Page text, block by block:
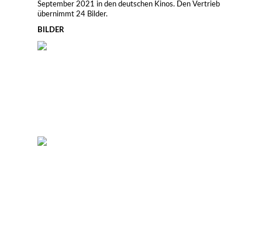
September 2021 in den deutschen Kinos. Den Vertrieb
übernimmt 24 Bilder.
BILDER